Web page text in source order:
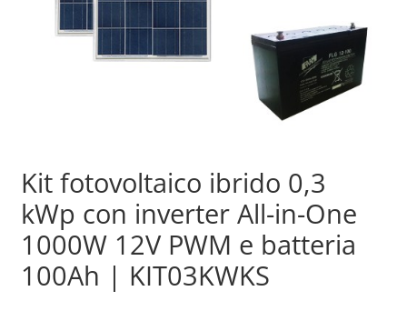
Shop
Kit fotovoltaico ibrido 0,3
kWp con inverter All-in-One
1000W 12V PWM e batteria
100Ah | KIT03KWKS